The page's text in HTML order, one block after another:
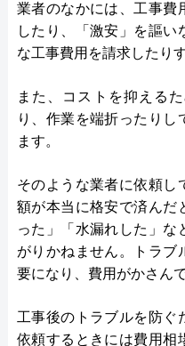
業者のなかには、工事費
したり、「激安」を謳い
な工事費用を請求したり
また、コストを抑える
り、作業を端折ったりし
ます。
そのような業者に依頼し
額が本当に格安で済んだ
った」「水漏れした」な
がりかねません。トラブ
要になり、費用がかさん
工事後のトラブルを防ぐ
依頼するときには費用相